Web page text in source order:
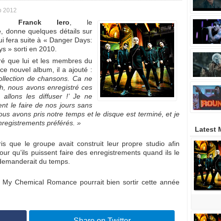
2012
Franck Iero , le
, donne quelques détails sur
fera suite à « Danger Days:
» sorti en 2010.
que lui et les membres du
nouvel album, il a ajouté :
de chansons. Ca ne
nous avons enregistré ces
allons les diffuser !’ Je ne
le faire de nos jours sans
avons pris notre temps et le disque est terminé, et je
préférés. »
que le groupe avait construit leur propre studio afin
qu’ils puissent faire des enregistrements quand ils le
du temps.
Chemical Romance pourrait bien sortir cette année
Latest